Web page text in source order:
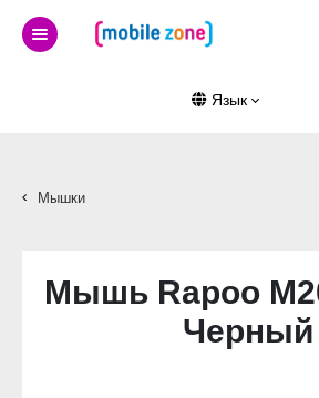
Язык
Мышки
Мышь Rapoo
Черный